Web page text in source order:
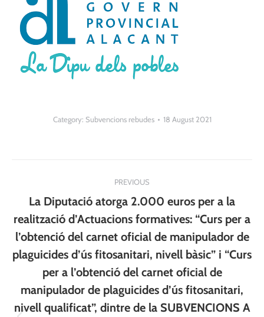
Category: Subvencions rebudes 18 August 2021
navigation
PREVIOUS
La Diputació atorga 2.000 euros per a la
realització d’Actuacions formatives: “Curs per a
l’obtenció del carnet oficial de manipulador de
plaguicides d’ús fitosanitari, nivell bàsic” i “Curs
per a l’obtenció del carnet oficial de
manipulador de plaguicides d’ús fitosanitari,
nivell qualificat”, dintre de la SUBVENCIONS A